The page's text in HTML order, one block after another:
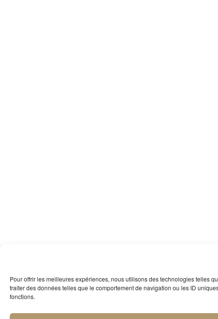
Pour offrir les meilleures expériences, nous utilisons des technologies telles
traiter des données telles que le comportement de navigation ou les ID
fonctions.